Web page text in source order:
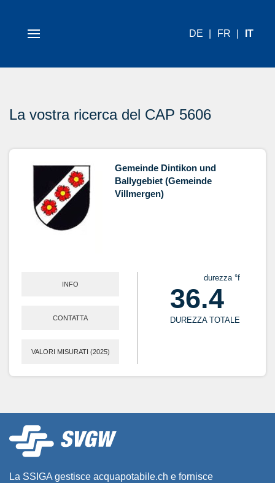
DE FR IT
La vostra ricerca del CAP 5606
Gemeinde Dintikon und
Ballygebiet (Gemeinde
Villmergen)
INFO
CONTATTA
VALORI MISURATI (2025)
durezza °f
36.4
DUREZZA TOTALE
La SSIGA gestisce acquapotabile.ch e fornisce